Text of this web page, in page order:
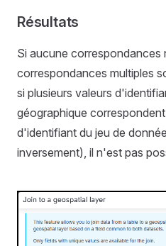
Résultats
Si aucune
correspondances multiples
si plusieurs valeurs
géographique
d'identifiant du jeu de
inversement), il n'est pas